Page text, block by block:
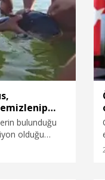
bulunduğu
olduğu
ardından